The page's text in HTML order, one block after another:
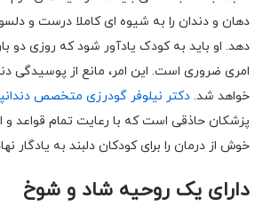
دهان و دندان را به شیوه ای کاملا درست و
دهد. او باید به کودک یادآور شود که روزی دو
امری ضروری است. این امر، مانع از پوسیدگی
خواهد شد. دکتر نیلوفر گودرزی متخصص
پزشکان حاذقی است که با رعایت تمام قواعد و
خوش از درمان را برای کودکان دلبند به یادگار
دارای یک روحیه شاد و شوخ